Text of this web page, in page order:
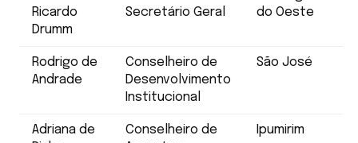
Ricardo
Drumm
Secretário Geral
do Oeste
Rodrigo de
Andrade
Conselheiro de
Desenvolvimento
Institucional
São José
Adriana de
Conselheiro de
Ipumirim